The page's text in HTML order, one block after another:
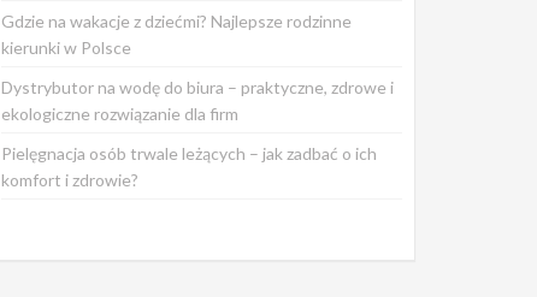
Gdzie na wakacje z dziećmi? Najlepsze rodzinne
kierunki w Polsce
Dystrybutor na wodę do biura – praktyczne, zdrowe i
ekologiczne rozwiązanie dla firm
Pielęgnacja osób trwale leżących – jak zadbać o ich
komfort i zdrowie?